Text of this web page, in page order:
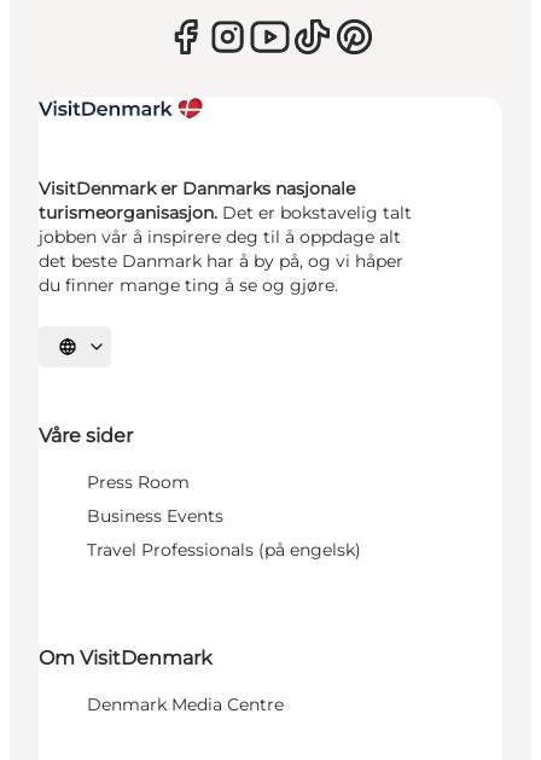
VisitDenmark er Danmarks nasjonale
turismeorganisasjon. Det er bokstavelig talt
jobben vår å inspirere deg til å oppdage alt
det beste Danmark har å by på, og vi håper
du finner mange ting å se og gjøre.
Velg språk
Våre sider
Press Room
Business Events
Travel Professionals (på engelsk)
Om VisitDenmark
Denmark Media Centre